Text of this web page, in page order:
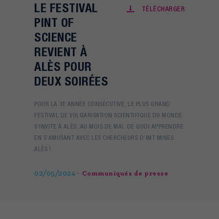
LE FESTIVAL
PINT OF
SCIENCE
REVIENT À
ALÈS POUR
DEUX SOIRÉES
TÉLÉCHARGER
POUR LA 3E ANNÉE CONSÉCUTIVE, LE PLUS GRAND
FESTIVAL DE VULGARISATION SCIENTIFIQUE DU MONDE
S’INVITE À ALÈS, AU MOIS DE MAI. DE QUOI APPRENDRE
EN S’AMUSANT AVEC LES CHERCHEURS D’IMT MINES
ALÈS !
02/05/2024 Communiqués de presse